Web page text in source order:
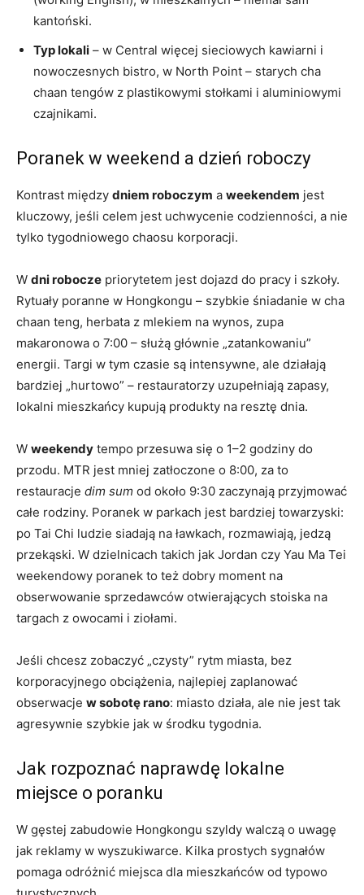
kantoński.
Typ lokali – w Central więcej sieciowych kawiarni i
nowoczesnych bistro, w North Point – starych cha
chaan tengów z plastikowymi stołkami i aluminiowymi
czajnikami.
Poranek w weekend a dzień roboczy
Kontrast między dniem roboczym a weekendem jest
kluczowy, jeśli celem jest uchwycenie codzienności, a nie
tylko tygodniowego chaosu korporacji.
W dni robocze priorytetem jest dojazd do pracy i szkoły.
Rytuały poranne w Hongkongu – szybkie śniadanie w cha
chaan teng, herbata z mlekiem na wynos, zupa
makaronowa o 7:00 – służą głównie „zatankowaniu”
energii. Targi w tym czasie są intensywne, ale działają
bardziej „hurtowo” – restauratorzy uzupełniają zapasy,
lokalni mieszkańcy kupują produkty na resztę dnia.
W weekendy tempo przesuwa się o 1–2 godziny do
przodu. MTR jest mniej zatłoczone o 8:00, za to
restauracje dim sum od około 9:30 zaczynają przyjmować
całe rodziny. Poranek w parkach jest bardziej towarzyski:
po Tai Chi ludzie siadają na ławkach, rozmawiają, jedzą
przekąski. W dzielnicach takich jak Jordan czy Yau Ma Tei
weekendowy poranek to też dobry moment na
obserwowanie sprzedawców otwierających stoiska na
targach z owocami i ziołami.
Jeśli chcesz zobaczyć „czysty” rytm miasta, bez
korporacyjnego obciążenia, najlepiej zaplanować
obserwacje w sobotę rano: miasto działa, ale nie jest tak
agresywnie szybkie jak w środku tygodnia.
Jak rozpoznać naprawdę lokalne
miejsce o poranku
W gęstej zabudowie Hongkongu szyldy walczą o uwagę
jak reklamy w wyszukiwarce. Kilka prostych sygnałów
pomaga odróżnić miejsca dla mieszkańców od typowo